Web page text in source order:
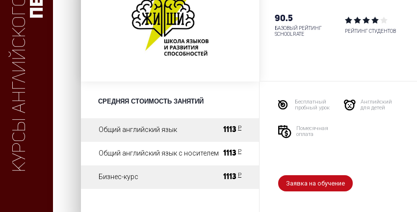
Курсы английского 90.5
БАЗОВЫЙ РЕЙТИНГ
SCHOOLRATE
РЕЙТИНГ СТУДЕНТОВ
СРЕДНЯЯ СТОИМОСТЬ ЗАНЯТИЙ
Общий английский язык 1113 P
Общий английский язык с носителем 1113 P
Бизнес-курс 1113 P
Бесплатный
пробный урок
Английский
для детей
Помесячная
оплата
Заявка на обучение